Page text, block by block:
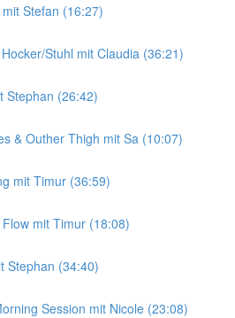
Stefan (16:27)
Stuhl mit Claudia (36:21)
Stephan (26:42)
& Outher Thigh mit Sa (10:07)
mit Timur (36:59)
mit Timur (18:08)
Stephan (34:40)
Session mit Nicole (23:08)